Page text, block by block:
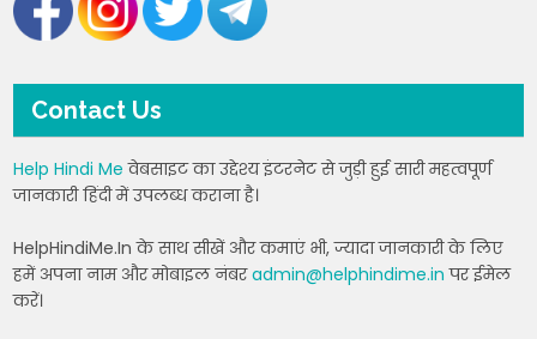
Contact Us
Help Hindi Me वेबसाइट का उद्देश्य इंटरनेट से जुड़ी हुई सारी महत्वपूर्ण
जानकारी हिंदी में उपलब्ध कराना है।
HelpHindiMe.In के साथ सीखें और कमाएं भी, ज्यादा जानकारी के लिए
हमें अपना नाम और मोबाइल नंबरadmin@helphindime.in पर ईमेल
करें।